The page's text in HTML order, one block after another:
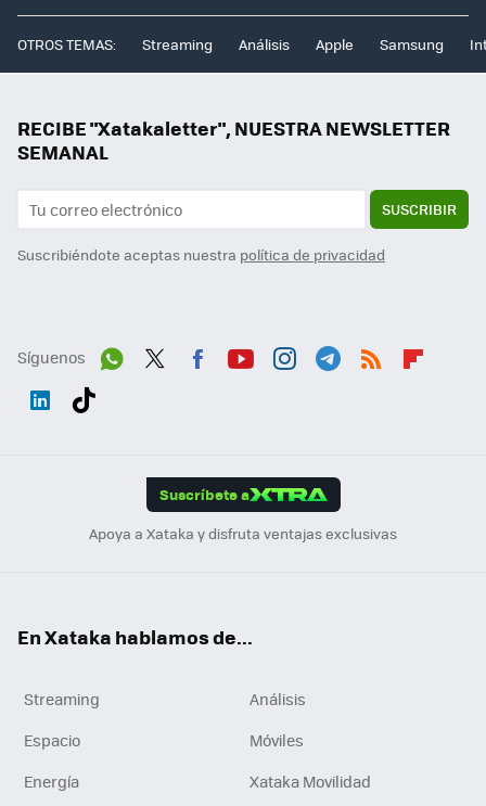
OTROS TEMAS: Streaming Análisis Apple Samsung
RECIBE "Xatakaletter", NUESTRA NEWSLETTER
SEMANAL
SUSCRIBIR
Suscribiéndote aceptas nuestra política de privacidad
Síguenos
Suscríbete a
Apoya a Xataka y disfruta ventajas exclusivas
En Xataka hablamos de...
Streaming
Análisis
Espacio
Móviles
Energía
Xataka Movilidad